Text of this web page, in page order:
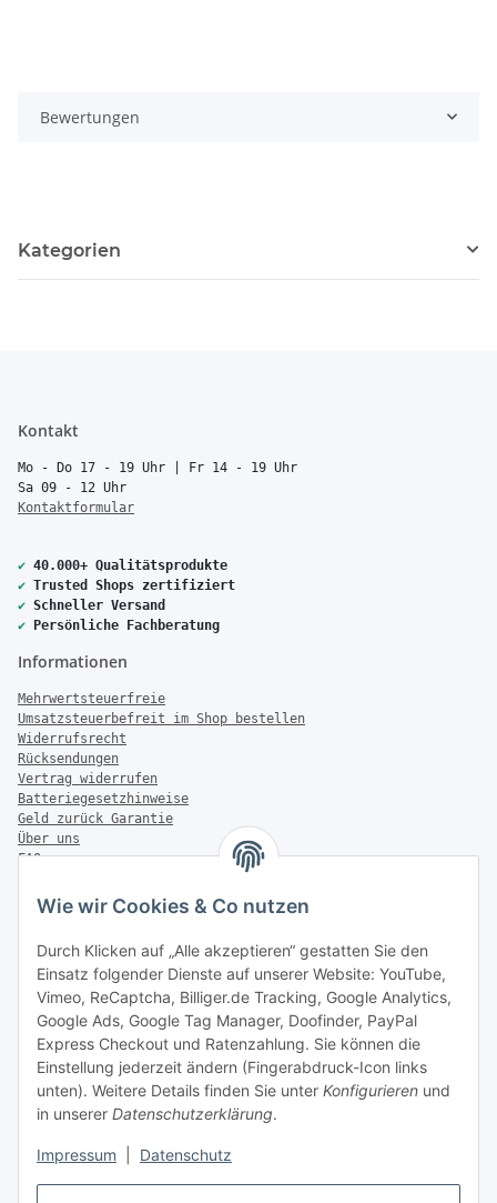
Wie wir Cookies & Co nutzen
Durch Klicken auf „Alle akzeptieren“ gestatten Sie den
Einsatz folgender Dienste auf unserer Website: YouTube,
Vimeo, ReCaptcha, Billiger.de Tracking, Google Analytics,
Google Ads, Google Tag Manager, Doofinder, PayPal
Express Checkout und Ratenzahlung. Sie können die
Einstellung jederzeit ändern (Fingerabdruck-Icon links
unten). Weitere Details finden Sie unter Konfigurieren und
in unserer Datenschutzerklärung.
Impressum Datenschutz
Bewertungen
Kategorien
Kontakt
Mo - Do 17 - 19 Uhr | Fr 14 - 19 Uhr
Sa 09 - 12 Uhr
Kontaktformular
✔ 40.000+ Qualitätsprodukte
✔ Trusted Shops zertifiziert
✔ Schneller Versand
✔ Persönliche Fachberatung
Informationen
Mehrwertsteuerfreie
Umsatzsteuerbefreit im Shop bestellen
Widerrufsrecht
Rücksendungen
Vertrag widerrufen
Batteriegesetzhinweise
Geld zurück Garantie
Über uns
FAQ
Zahlung & Versand
Versandinformationen
Sonstiges